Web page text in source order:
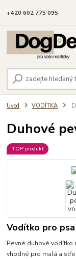
+420 602 775 095
Úvod VODÍTKA
Duhové
TOP produkt
Vodítko pro psa
Pevné duhové vodítko
vhodné pro malá a